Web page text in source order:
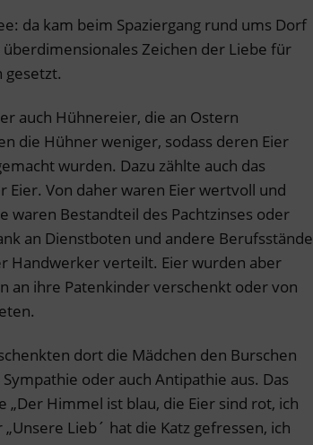
da kam beim Spaziergang rund ums Dorf
Zeichen der Liebe für
gesetzt.
auch Hühnereier, die an Ostern
die Hühner weniger, sodass deren Eier
wurden. Dazu zählte auch das
Eier. Von daher waren Eier wertvoll und
waren Bestandteil des Pachtzinses oder
an Dienstboten und andere Berufsstände
Handwerker verteilt. Eier wurden aber
an ihre Patenkinder verschenkt oder von
dort die Mädchen den Burschen
oder auch Antipathie aus. Das
Himmel ist blau, die Eier sind rot, ich
Lieb´ hat die Katz gefressen, ich